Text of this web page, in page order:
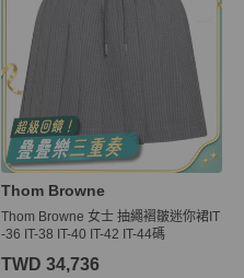
Thom Browne
Thom Browne 女士 抽繩褶皺迷你裙IT
-36 IT-38 IT-40 IT-42 IT-44碼
TWD 34,736